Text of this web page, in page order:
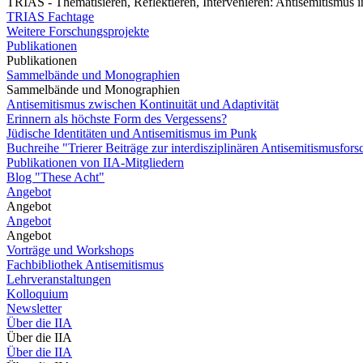
TRIAS Fachtage
Weitere Forschungsprojekte
Publikationen
Publikationen
Sammelbände und Monographien
Sammelbände und Monographien
Antisemitismus zwischen Kontinuität und Adaptivität
Erinnern als höchste Form des Vergessens?
Jüdische Identitäten und Antisemitismus im Punk
Buchreihe "Trierer Beiträge zur interdisziplinären
Publikationen von IIA-Mitgliedern
Blog "These Acht"
Angebot
Angebot
Angebot
Angebot
Vorträge und Workshops
Fachbibliothek Antisemitismus
Lehrveranstaltungen
Kolloquium
Newsletter
Über die IIA
Über die IIA
Über die IIA